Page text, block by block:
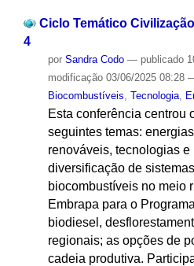
Ciclo Temático
4
por Sandra Codo — publicado
modificação03/06/2025 08:28
Biocombustíveis Tecnologia,
Esta conferência centrou
seguintes temas:
renováveis, tecnologias
diversificação de
biocombustíveis no meio
Embrapa para o
biodiesel,
regionais; as opções de
cadeia produtiva.